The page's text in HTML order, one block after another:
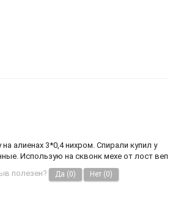
алиенах 3*0,4 нихром. Спирали купил у
Использую на сквонк мехе от лост веп
полезен? Да (0) Нет (0)